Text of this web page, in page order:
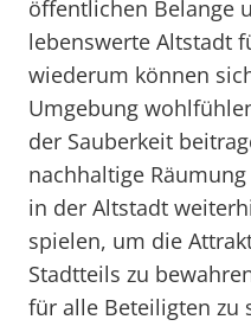
öffentlichen Belange
lebenswerte Altstadt
wiederum können
Umgebung
der Sauberkeit
nachhaltige
in der Altstadt
spielen, um die
Stadtteils zu
für alle Beteiligten zu